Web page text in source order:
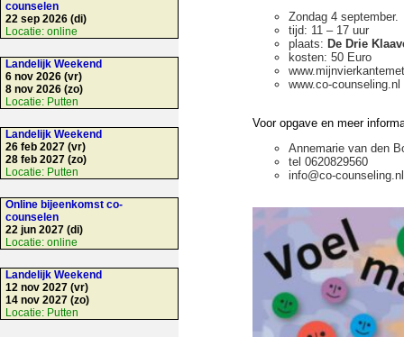
Zondag 4 september.
tijd: 11 – 17 uur
plaats: De Drie
kosten: 50 Euro
www.co-counseling.nl
Voor opgave en meer
Annemarie van den
tel 0620829560
info@co-counseling.nl
counselen
22 sep 2026 (di)
Locatie: online
Landelijk Weekend
6 nov 2026 (vr)
8 nov 2026 (zo)
Locatie: Putten
Landelijk Weekend
26 feb 2027 (vr)
28 feb 2027 (zo)
Locatie: Putten
Online bijeenkomst co-
counselen
22 jun 2027 (di)
Locatie: online
Landelijk Weekend
12 nov 2027 (vr)
14 nov 2027 (zo)
Locatie: Putten